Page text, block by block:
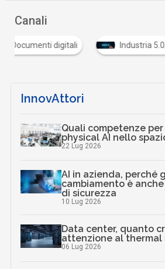
Canali
Documenti digitali
InnovAttori
Quali competenze
physical AI nello
22 Lug 2026
AI in azienda, perché
cambiamento è
di sicurezza
10 Lug 2026
Data center, quanto
attenzione al thermal
06 Lug 2026